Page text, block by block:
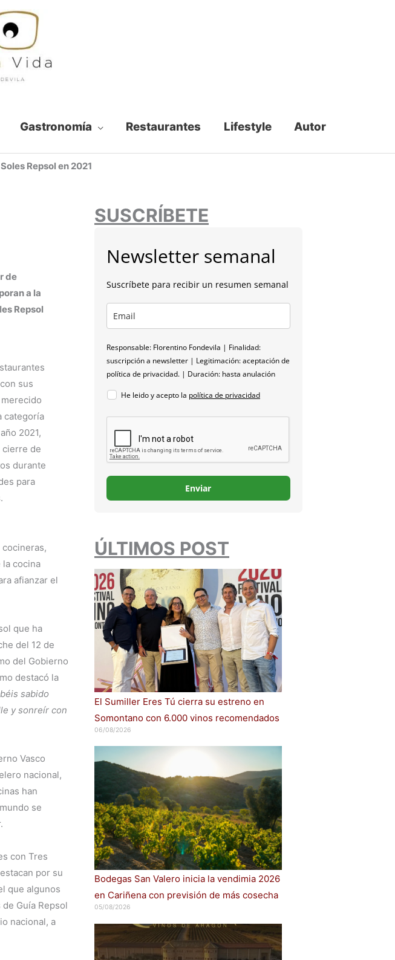
Gastronomía Restaurantes Lifestyle Autor
Repsol en 2021
de
a la
Repsol
sus
categoría
2021,
cierre de
durante
para
cocina
afianzar el
que ha
del 12 de
del Gobierno
destacó la
sabido
y sonreír con
Vasco
nacional,
han
se
con Tres
por su
que algunos
Guía Repsol
nacional, a
SUSCRÍBETE
Newsletter semanal
Suscríbete para recibir un resumen semanal
Responsable: Florentino Fondevila | Finalidad:
suscripción a newsletter | Legitimación: aceptación de
política de privacidad. | Duración: hasta anulación
He leido y acepto la política de privacidad
Enviar
ÚLTIMOS POST
El Sumiller Eres Tú cierra su estreno en
Somontano con 6.000 vinos recomendados
06/08/2026
Bodegas San Valero inicia la vendimia 2026
en Cariñena con previsión de más cosecha
05/08/2026